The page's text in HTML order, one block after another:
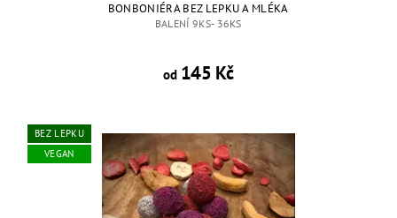
BONBONIÉRA BEZ LEPKU A MLÉKA
BALENÍ 9KS- 36KS
od145 Kč
BEZ LEPKU
VEGAN